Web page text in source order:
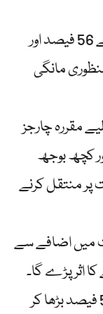
وزارت نے محفوظ گھریلو صارفین کے لیے 56 فیصد اور
کی منظوری مانگی
مقررہ چارجز
کچھ بوجھ
منتقل کرنے
میں اضافے سے
محفوظ صارفین کے لیے مقررہ چارجز 50 فیصد بڑھا کر